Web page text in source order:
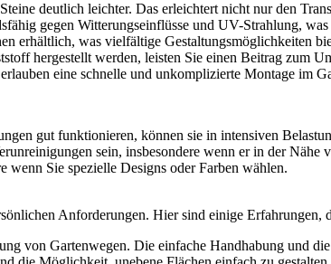
deutlich leichter. Das erleichtert nicht nur den
gegen Witterungseinflüsse und UV-Strahlung,
erhältlich, was vielfältige Gestaltungsmöglichkeiten
hergestellt werden, leisten Sie einen Beitrag zum
eine schnelle und unkomplizierte Montage im
gut funktionieren, können sie in intensiven
sein, insbesondere wenn er in der Nähe
Sie spezielle Designs oder Farben wählen.
Anforderungen. Hier sind einige Erfahrungen,
von Gartenwegen. Die einfache Handhabung und